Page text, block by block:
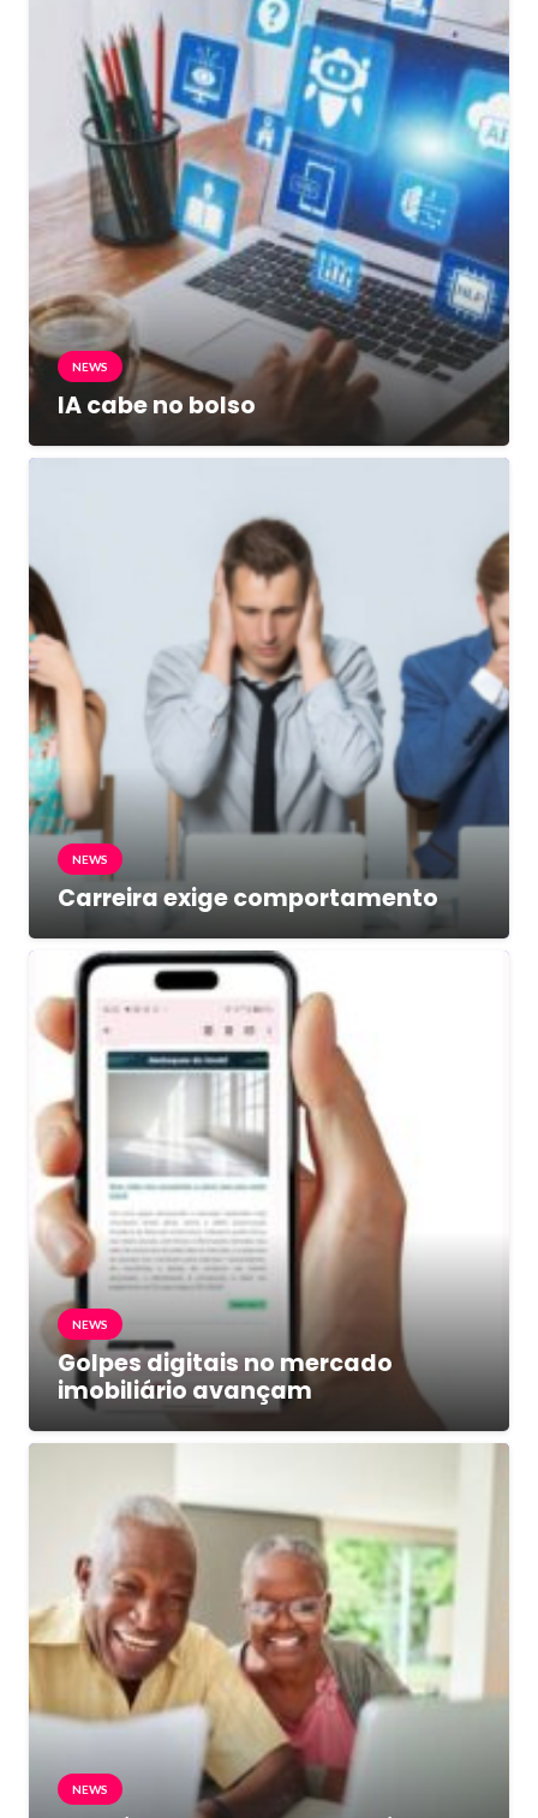
NEWS
IA cabe no bolso
NEWS
Carreira exige comportamento
NEWS
Golpes digitais no mercado
imobiliário avançam
NEWS